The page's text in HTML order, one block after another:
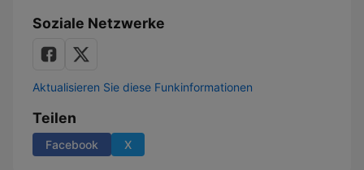
Soziale Netzwerke
Aktualisieren Sie diese Funkinformationen
Teilen
Facebook X